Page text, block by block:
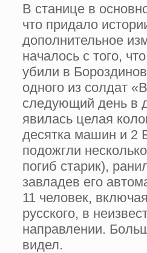
В станице в
что придало
дополнительное
началось с того,
убили в
одного из солдат
следующий день в
явилась целая
десятка машин и 2
подожгли
погиб старик),
завладев его
11 человек,
русского, в
направлении.
видел.